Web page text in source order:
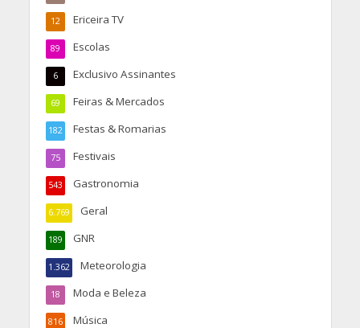
Ericeira TV
12
Escolas
89
Exclusivo Assinantes
6
Feiras & Mercados
69
Festas & Romarias
182
Festivais
75
Gastronomia
543
Geral
6.769
GNR
189
Meteorologia
1.362
Moda e Beleza
18
Música
816